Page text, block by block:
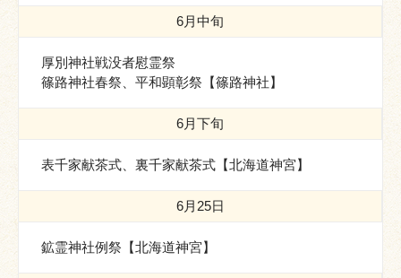
6月中旬
厚別神社戦没者慰霊祭
篠路神社春祭、平和顕彰祭【篠路神社】
6月下旬
表千家献茶式、裏千家献茶式【北海道神宮】
6月25日
鉱霊神社例祭【北海道神宮】